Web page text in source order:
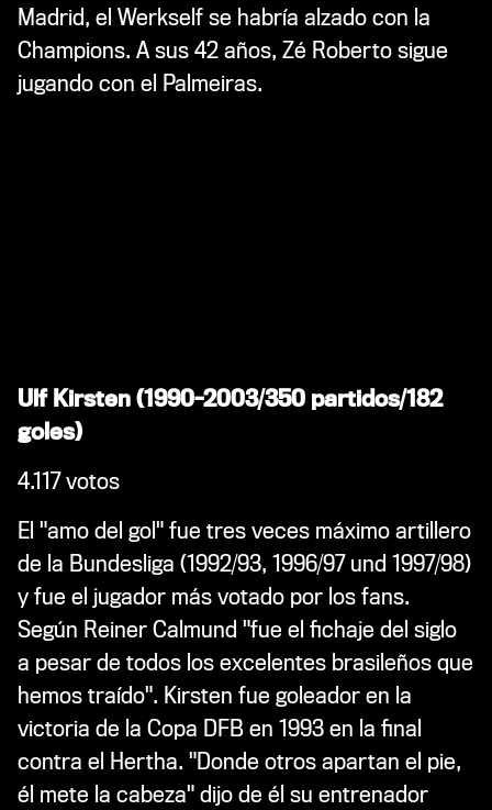
Madrid, el Werkself se habría alzado con la
Champions. A sus 42 años, Zé Roberto sigue
jugando con el Palmeiras.
Ulf Kirsten (1990-2003/350 partidos/182
goles)
4.117 votos
El "amo del gol" fue tres veces máximo artillero
de la Bundesliga (1992/93, 1996/97 und 1997/98)
y fue el jugador más votado por los fans.
Según Reiner Calmund "fue el fichaje del siglo
a pesar de todos los excelentes brasileños que
hemos traído". Kirsten fue goleador en la
victoria de la Copa DFB en 1993 en la final
contra el Hertha. "Donde otros apartan el pie,
él mete la cabeza" dijo de él su entrenador